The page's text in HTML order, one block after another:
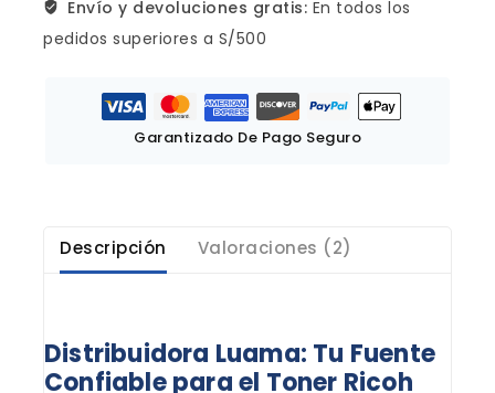
Envío y devoluciones gratis: En todos los
pedidos superiores a S/500
Garantizado De Pago Seguro
Descripción Valoraciones (2)
Distribuidora Luama: Tu Fuente
Confiable para el Toner Ricoh